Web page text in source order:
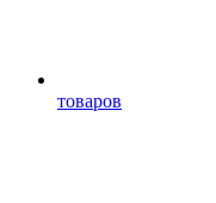
товаров